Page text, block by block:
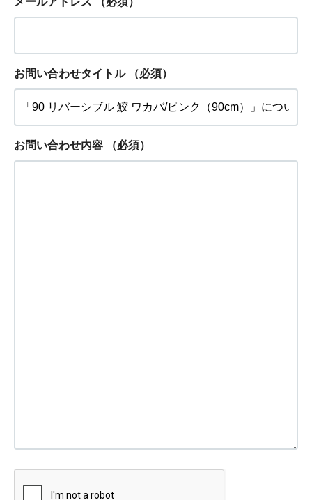
お問い合わせタイトル （必須）
お問い合わせ内容 （必須）